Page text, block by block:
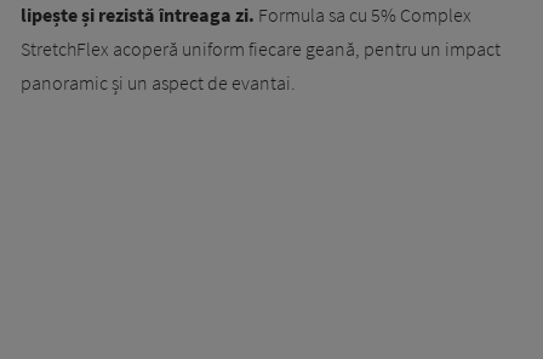
lipește și rezistă întreaga zi. Formula sa cu 5% Complex
StretchFlex acoperă uniform fiecare geană, pentru un impact
panoramic și un aspect de evantai.